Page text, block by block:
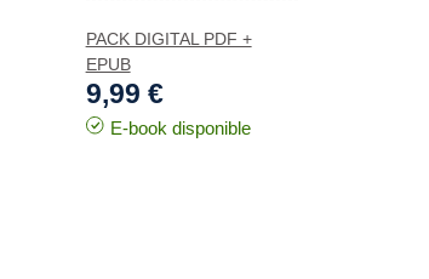
PACK DIGITAL PDF +
EPUB
9,99 €
E-book disponible